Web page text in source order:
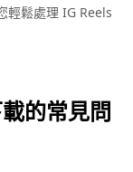
輕鬆處理 IG Reels
的常見問